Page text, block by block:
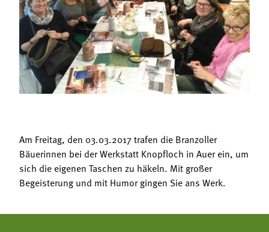
Mitgliedschaft
Landessekretariat
Bäuerliche Buffets
Hofgeschichten
Am Freitag, den 03.03.2017 trafen die Branzoller
Bäuerinnen bei der Werkstatt Knopfloch in Auer ein, um
sich die eigenen Taschen zu häkeln. Mit großer
Begeisterung und mit Humor gingen Sie ans Werk.